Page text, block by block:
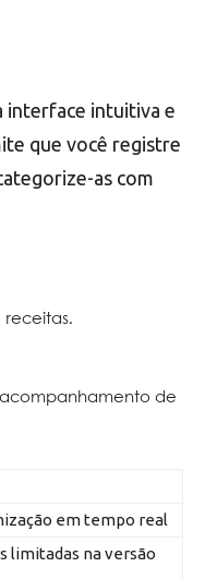
interface intuitiva e
que você registre
as com
receitas.
de
em tempo real
limitadas na versão